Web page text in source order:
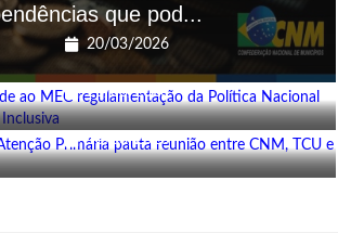
que pod...
20/03/2026
CNM pede ao MEC
da Polít...
20/03/2026
da Atenção Primária pauta
reunião en...
18/03/2026